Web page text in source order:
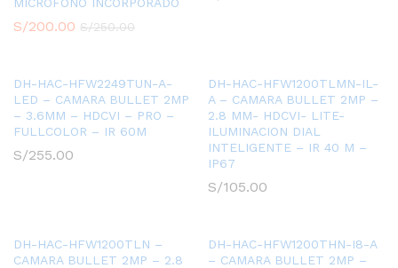
S/200.00 S/250.00
DH-HAC-HFW2249TUN-A-
LED – CAMARA BULLET 2MP
– 3.6MM – HDCVI – PRO –
FULLCOLOR – IR 60M
S/255.00
DH-HAC-HFW1200TLMN-IL-
A – CAMARA BULLET 2MP –
2.8 MM- HDCVI- LITE-
ILUMINACION DIAL
INTELIGENTE – IR 40 M –
IP67
S/105.00
DH-HAC-HFW1200TLN –
CAMARA BULLET 2MP – 2.8
DH-HAC-HFW1200THN-I8-A
– CAMARA BULLET 2MP –